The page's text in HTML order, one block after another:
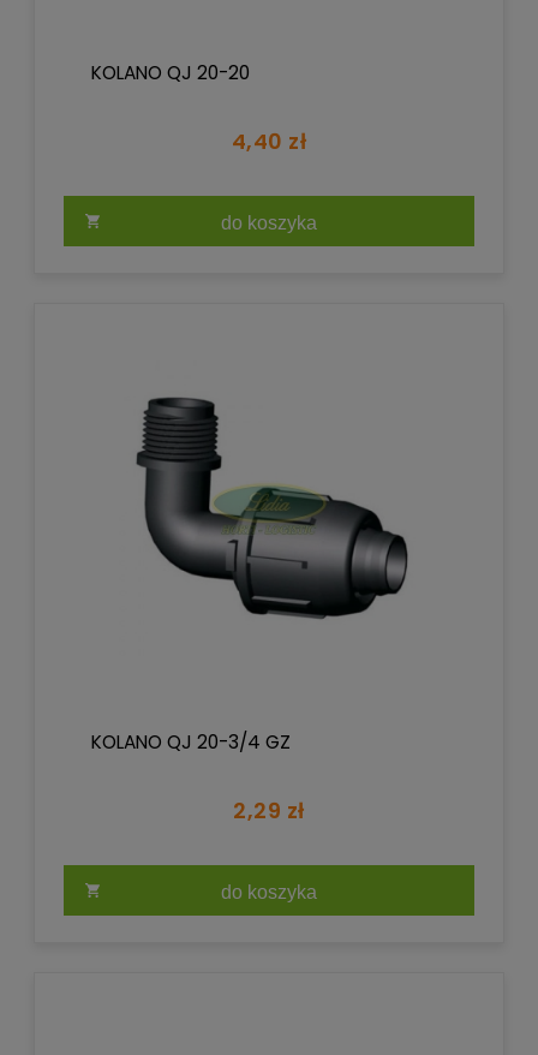
KOLANO QJ 20-20
4,40 zł
do koszyka
KOLANO QJ 20-3/4 GZ
2,29 zł
do koszyka